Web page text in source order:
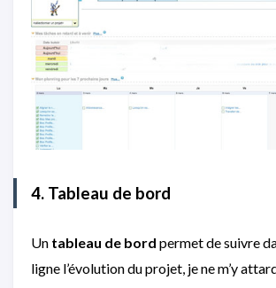
4. Tableau de bord
Un tableau de bord permet de suivre
ligne l’évolution du projet, je ne m’y